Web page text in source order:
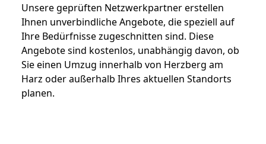
Unsere geprüften Netzwerkpartner erstellen
Ihnen unverbindliche Angebote, die speziell auf
Ihre Bedürfnisse zugeschnitten sind. Diese
Angebote sind kostenlos, unabhängig davon, ob
Sie einen Umzug innerhalb von Herzberg am
Harz oder außerhalb Ihres aktuellen Standorts
planen.